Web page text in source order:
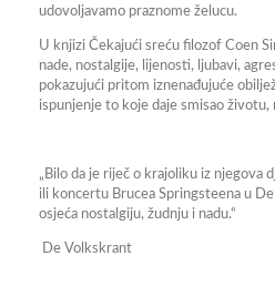
udovoljavamo praznome želucu.
U knjizi Čekajući sreću filozof Coen
nade, nostalgije, lijenosti, ljubavi,
pokazujući pritom iznenađujuće
ispunjenje to koje daje smisao životu,
„Bilo da je riječ o krajoliku iz njegova
ili koncertu Brucea Springsteena u
osjeća nostalgiju, žudnju i nadu.“
De Volkskrant